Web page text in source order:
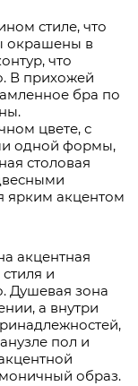
стиле, что
окрашены в
что
В прихожей
бра по
цвете, с
одной формы,
столовая
ярким акцентом
акцентная
и
Душевая зона
а внутри
пол и
образ.